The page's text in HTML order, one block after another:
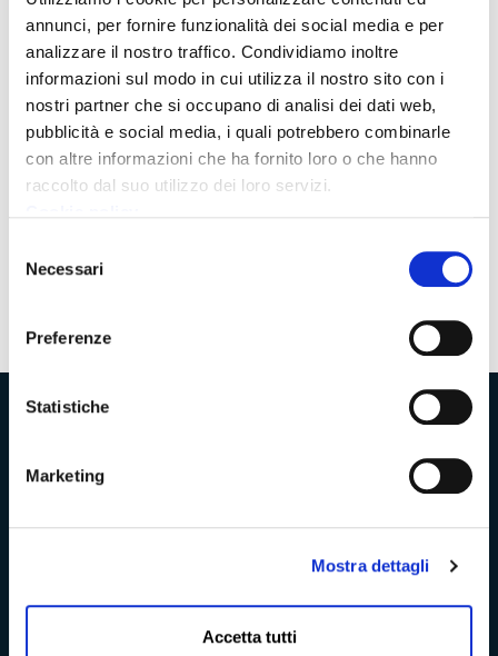
annunci, per fornire funzionalità dei social media e per
analizzare il nostro traffico. Condividiamo inoltre
informazioni sul modo in cui utilizza il nostro sito con i
nostri partner che si occupano di analisi dei dati web,
pubblicità e social media, i quali potrebbero combinarle
con altre informazioni che ha fornito loro o che hanno
raccolto dal suo utilizzo dei loro servizi.
delNecessari
Preferenze
Statistiche
Marketing
Mostra dettagli
Accetta tutti
dei finanziamenti. 3,5 milioni in meno per la
manutenzione straordinaria fino al 2028
Per il 2025-2026 sforbiciata di oltre 2 milioni. Lorenzetti:
“Forte preoccupazione per la sicurezza. Costretti a
rivedere la programmazione dei lavori”
precedente
Pagina
successiva
Trasparenza e Accessibilità
Amministrazione Trasparente